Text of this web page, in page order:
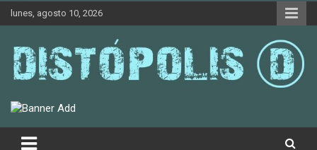
Skip
lunes, agosto 10, 2026
Distópolis